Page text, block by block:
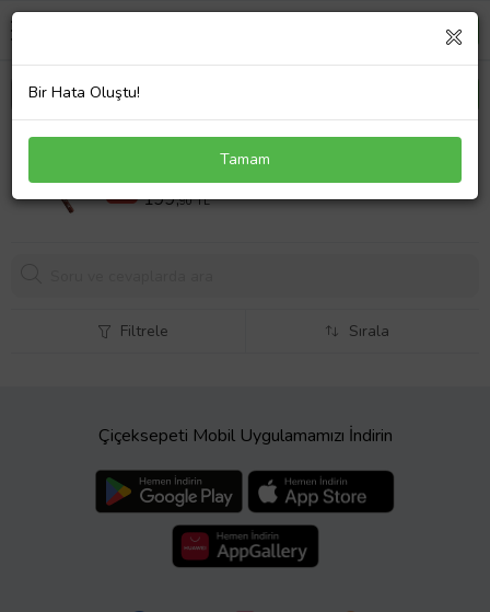
Fontenay Profesyonel Ahşap Saç Fırçası No:42
%33 299,00 TL
199,90 TL
Filtrele Sırala
Çiçeksepeti Mobil Uygulamamızı İndirin
Bir Hata Oluştu!
Tamam